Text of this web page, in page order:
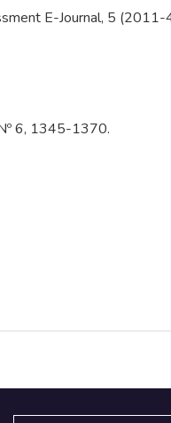
E-Journal, 5 (2011-
6, 1345-1370.